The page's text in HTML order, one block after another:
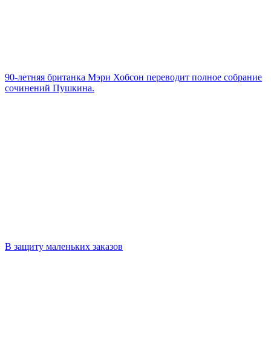
90-летняя британка Мэри Хобсон переводит полное собрание
сочинений Пушкина.
В защиту маленьких заказов